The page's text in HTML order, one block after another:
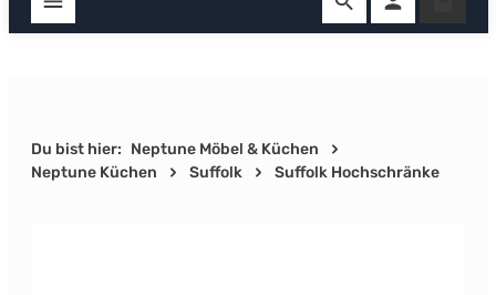
Du bist hier: Neptune Möbel & Küchen
Neptune Küchen
Suffolk Suffolk Hochschränke